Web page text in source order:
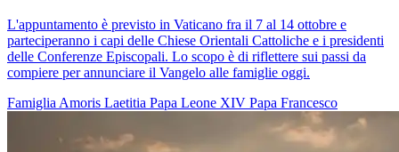
L'appuntamento è previsto in Vaticano fra il 7 al 14 ottobre e
parteciperanno i capi delle Chiese Orientali Cattoliche e i presidenti
delle Conferenze Episcopali. Lo scopo è di riflettere sui passi da
compiere per annunciare il Vangelo alle famiglie oggi.
Famiglia Amoris Laetitia Papa Leone XIV Papa Francesco